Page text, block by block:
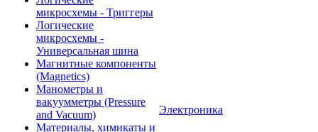
микросхемы - Триггеры
Логические
микросхемы -
Универсальная шина
Магнитные компоненты
(Magnetics)
Манометры и
вакуумметры (Pressure
and Vacuum)
Материалы, химикаты и
Электроника